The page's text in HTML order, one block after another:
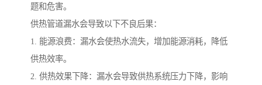
题和危害。
供热管道漏水会导致以下不良后果：
1. 能源浪费：漏水会使热水流失，增加能源消耗，降低
供热效率。
2. 供热效果下降：漏水会导致供热系统压力下降，影响